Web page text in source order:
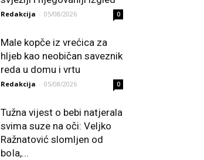
Redakcija - 05/08/2026 0
Male kopče iz vrećica za
hljeb kao neobičan saveznik
reda u domu i vrtu
Redakcija - 05/08/2026 0
Tužna vijest o bebi natjerala
svima suze na oči: Veljko
Ražnatović slomljen od
boIa,...